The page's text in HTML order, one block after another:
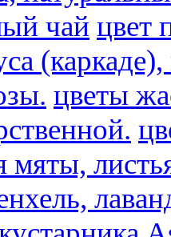
чай цвет
цветы
мяты,